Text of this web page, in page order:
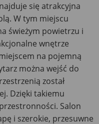
się atrakcyjna
W tym miejscu
świeżym powietrzu i
wnętrze
na pojemną
można wejść do
został
Dzięki takiemu
Salon
i szerokie, przesuwne